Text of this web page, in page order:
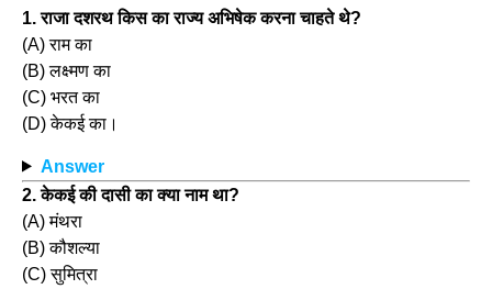
1. राजा दशरथ किस का राज्य अभिषेक करना चाहते थे?
(A) राम का
(B) लक्ष्मण का
(C) भरत का
(D) केकई का।
Answer
2. केकई की दासी का क्या नाम था?
(A) मंथरा
(B) कौशल्या
(C) सुमित्रा